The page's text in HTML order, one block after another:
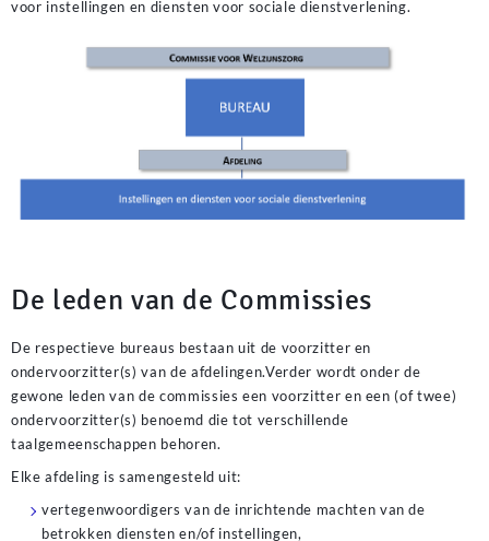
voor instellingen en diensten voor sociale dienstverlening.
personlige profil. Selskapet er flinke til å skreddersy bonuser basert
Følg med på innboksen din for meldinger om innskuddsbonuser og
andre spennende fordeler som dukker opp.
Blandt de mest populære kategorier på siden finder vi de mange
Tivoli Casino slots
, der jævnligt opdateres med nye temaer.
Grafikken er altid i top, og de innovative mekanikker sørger for, at
underholdningsværdien forbliver høj gennem hele din session. Tag
chancen på de mange linjer og oplev, hvorfor disse automater er
spillernes foretrukne valg online.
De leden van de Commissies
De respectieve bureaus bestaan uit de voorzitter en
ondervoorzitter(s) van de afdelingen.Verder wordt onder de
gewone leden van de commissies een voorzitter en een (of twee)
ondervoorzitter(s) benoemd die tot verschillende
taalgemeenschappen behoren.
Elke afdeling is samengesteld uit:
vertegenwoordigers van de inrichtende machten van de
betrokken diensten en/of instellingen,